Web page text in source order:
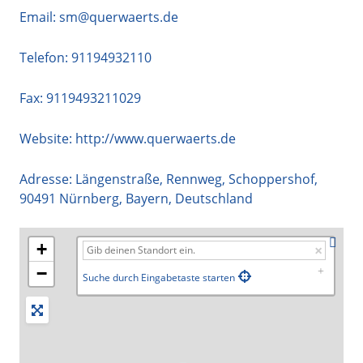
Email: sm@querwaerts.de
Telefon: 91194932110
Fax: 9119493211029
Website: http://www.querwaerts.de
Adresse: Längenstraße, Rennweg, Schoppershof,
90491 Nürnberg, Bayern, Deutschland
+
−
Suche durch Eingabetaste starten